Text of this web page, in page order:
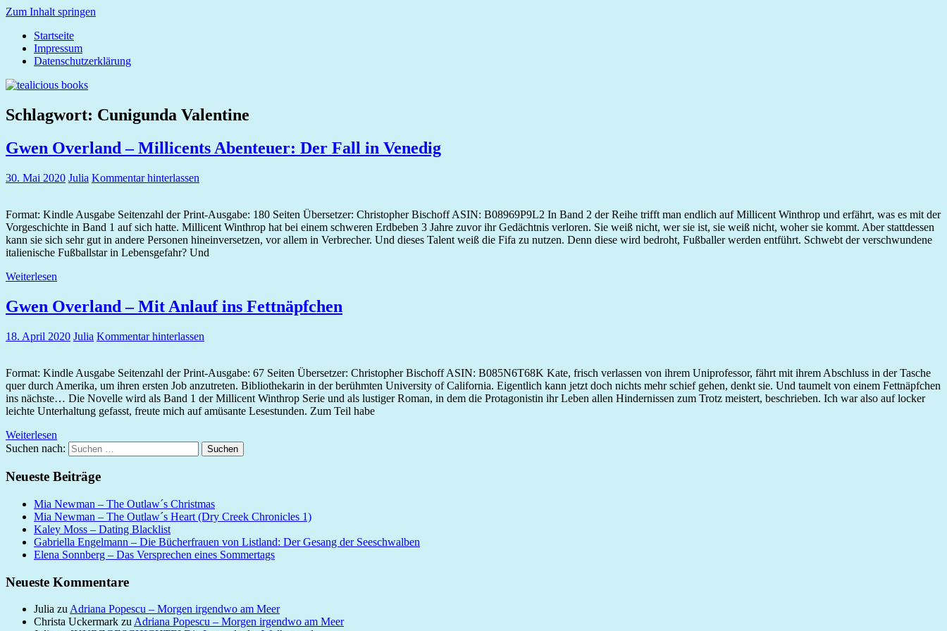
Zum Inhalt springen
tealicious
books
Startseite
Impressum
Datenschutzerklärung
Schlagwort: Cunigunda Valentine
Gwen Overland – Millicents Abenteuer: Der Fall in Venedig
30. Mai 2020 Julia Kommentar hinterlassen
Format: Kindle Ausgabe Seitenzahl der Print-Ausgabe: 180 Seiten Übersetzer: Christopher Bischoff ASIN: B08969P9L2 In Band 2 der Reihe trifft man endlich auf Millicent Winthrop und erfährt, was es mit der
Vorgeschichte in Band 1 auf sich hatte. Millicent Winthrop hat bei einem schweren Erdbeben 3 Jahre zuvor ihr Gedächtnis verloren. Sie weiß nicht, wer sie ist, sie weiß nicht, woher sie kommt. Aber stattdessen
kann sie sich sehr gut in andere Personen hineinversetzen, vor allem in Verbrecher. Und dieses Talent weiß die Fifa zu nutzen. Denn diese wird bedroht, Fußballer werden entführt. Schwebt der verschwundene
italienische Fußballstar in Lebensgefahr? Und
Weiterlesen
Gwen Overland – Mit Anlauf ins Fettnäpfchen
18. April 2020 Julia Kommentar hinterlassen
Format: Kindle Ausgabe Seitenzahl der Print-Ausgabe: 67 Seiten Übersetzer: Christopher Bischoff ASIN: B085N6T68K Kate, frisch verlassen von ihrem Uniprofessor, fährt mit ihrem Abschluss in der Tasche
quer durch Amerika, um ihren ersten Job anzutreten. Bibliothekarin in der berühmten University of California. Eigentlich kann jetzt doch nichts mehr schief gehen, denkt sie. Und taumelt von einem Fettnäpfchen
ins nächste… Die Novelle wird als Band 1 der Millicent Winthrop Serie und als lustiger Roman, in dem die Protagonistin ihr Leben allen Hindernissen zum Trotz meistert, beschrieben. Ich war also auf locker
leichte Unterhaltung gefasst, freute mich auf amüsante Lesestunden. Zum Teil habe
Weiterlesen
Suchen nach:
Suchen
Neueste Beiträge
Mia Newman – The Outlaw´s Christmas
Mia Newman – The Outlaw´s Heart (Dry Creek Chronicles 1)
Kaley Moss – Dating Blacklist
Gabriella Engelmann – Die Bücherfrauen von Listland: Der Gesang der Seeschwalben
Elena Sonnberg – Das Versprechen eines Sommertags
Neueste Kommentare
Julia zuAdriana Popescu – Morgen irgendwo am Meer
Christa Uckermark zuAdriana Popescu – Morgen irgendwo am Meer